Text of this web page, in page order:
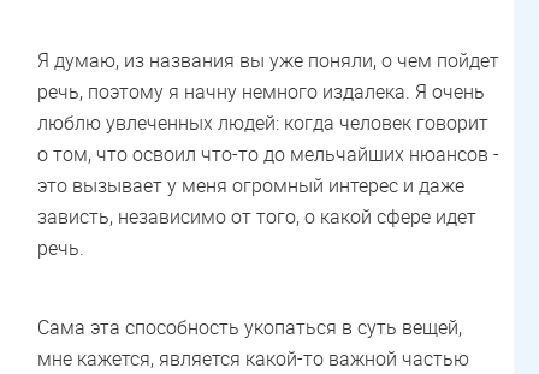
Я думаю, из названия вы уже поняли, о чем пойдет
речь, поэтому я начну немного издалека. Я очень
люблю увлеченных людей: когда человек говорит
о том, что освоил что-то до мельчайших нюансов -
это вызывает у меня огромный интерес и даже
зависть, независимо от того, о какой сфере идет
речь.
Сама эта способность укопаться в суть вещей,
мне кажется, является какой-то важной частью